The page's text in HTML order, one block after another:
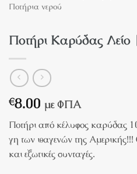
Ποτήρια νερού
Ποτήρι Καρύδας
€8.00 με ΦΠΑ
Ποτήρι από κέλυφος καρύδας
γη των ιθαγενών της Αμερικής!!!
και εξωτικές συνταγές.